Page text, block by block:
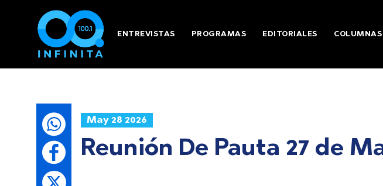
ENTREVISTAS PROGRAMAS EDITORIALES COLUMNAS
May 28 2026
Reunión De Pauta 27 de